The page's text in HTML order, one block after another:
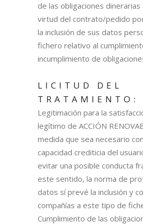
de las obligaciones dinerarias
virtud del contrato/pedido
la inclusión de sus datos
fichero relativo al
incumplimiento de
LICITUD DEL
TRATAMIENTO:
Legitimación para la
legítimo de ACCIÓN
medida que sea necesario
capacidad crediticia del
evitar una posible conducta
este sentido, la norma de
datos sí prevé la inclusión y
compañías a este tipo de
Cumplimiento de las